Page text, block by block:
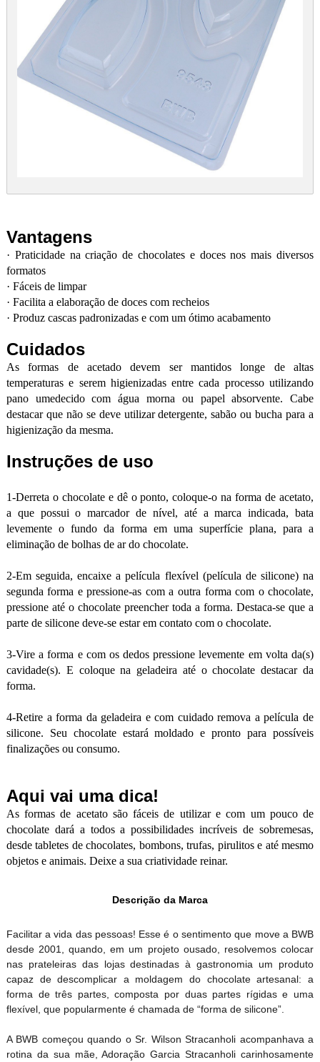
Vantagens
· Praticidade na criação de chocolates e doces nos mais diversos
formatos
· Fáceis de limpar
· Facilita a elaboração de doces com recheios
· Produz cascas padronizadas e com um ótimo acabamento
Cuidados
As formas de acetado devem ser mantidos longe de altas
temperaturas e serem higienizadas entre cada processo utilizando
pano umedecido com água morna ou papel absorvente. Cabe
destacar que não se deve utilizar detergente, sabão ou bucha para a
higienização da mesma.
Instruções de uso
1-Derreta o chocolate e dê o ponto, coloque-o na forma de acetato,
a que possui o marcador de nível, até a marca indicada, bata
levemente o fundo da forma em uma superfície plana, para a
eliminação de bolhas de ar do chocolate.
2-Em seguida, encaixe a película flexível (película de silicone) na
segunda forma e pressione-as com a outra forma com o chocolate,
pressione até o chocolate preencher toda a forma. Destaca-se que a
parte de silicone deve-se estar em contato com o chocolate.
3-Vire a forma e com os dedos pressione levemente em volta da(s)
cavidade(s). E coloque na geladeira até o chocolate destacar da
forma.
4-Retire a forma da geladeira e com cuidado remova a película de
silicone. Seu chocolate estará moldado e pronto para possíveis
finalizações ou consumo.
Aqui vai uma dica!
As formas de acetato são fáceis de utilizar e com um pouco de
chocolate dará a todos a possibilidades incríveis de sobremesas,
desde tabletes de chocolates, bombons, trufas, pirulitos e até mesmo
objetos e animais. Deixe a sua criatividade reinar.
Descrição da Marca
Facilitar a vida das pessoas! Esse é o sentimento que move a BWB
desde 2001, quando, em um projeto ousado, resolvemos colocar
nas prateleiras das lojas destinadas à gastronomia um produto
capaz de descomplicar a moldagem do chocolate artesanal: a
forma de três partes, composta por duas partes rígidas e uma
flexível, que popularmente é chamada de “forma de silicone”.
A BWB começou quando o Sr. Wilson Stracanholi acompanhava a
rotina da sua mãe, Adoração Garcia Stracanholi carinhosamente